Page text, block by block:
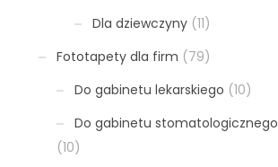
Dla dziewczyny (11)
Fototapety dla firm (79)
Do gabinetu lekarskiego (10)
Do gabinetu stomatologicznego
(10)